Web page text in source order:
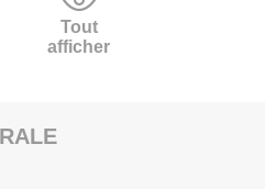
Tout
afficher